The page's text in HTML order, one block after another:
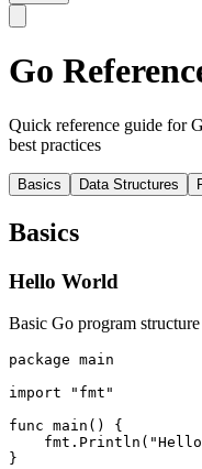
Go
Quick reference guide for
best practices
Basics Data Structures
Basics
Hello World
Basic Go program structure
package main
import "fmt"
func main() {
}